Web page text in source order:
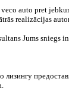
auto pret
realizācijas
Jums sniegs
лизингу